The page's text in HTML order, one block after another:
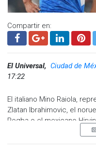
Compartir en:
El Universal, Ciudad de
17:22
El italiano Mino Raiola,
Zlatan Ibrahimovic, el
Pogba o el mexicano
fallecido a los 54 años en
confirmó hoy su familia.